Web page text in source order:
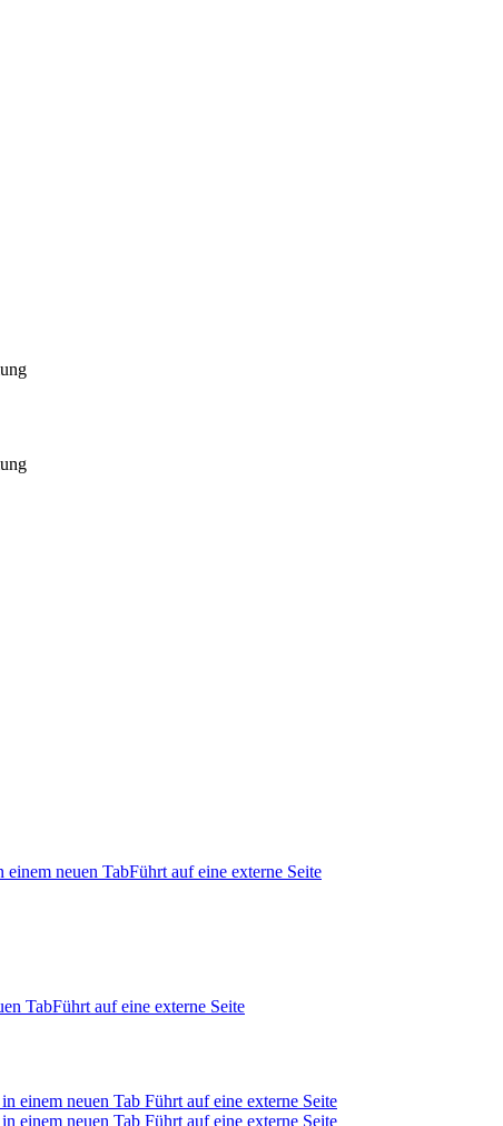
einem neuen TabFührt auf eine externe Seite
TabFührt auf eine externe Seite
einem neuen Tab Führt auf eine externe Seite
einem neuen Tab Führt auf eine externe Seite